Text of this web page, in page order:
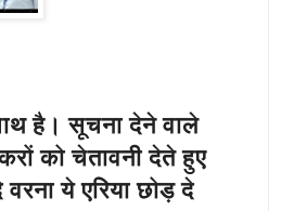
है। सूचना देने वाले
को चेतावनी देते हुए
ये एरिया छोड़ दे